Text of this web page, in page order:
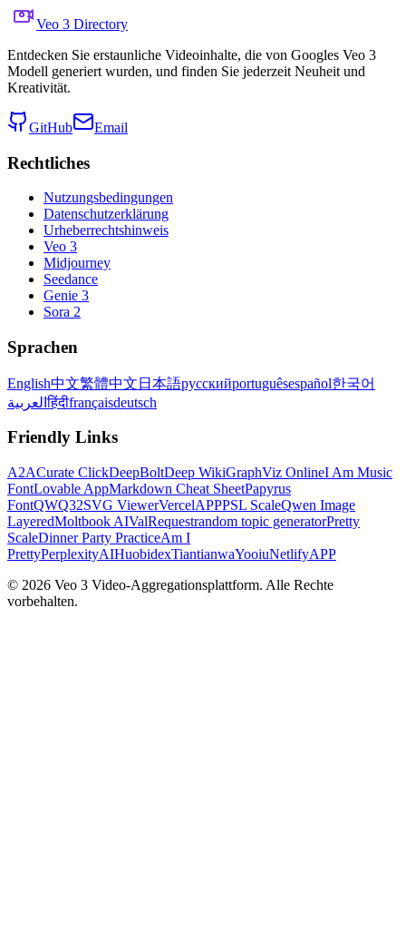
Veo 3 Directory
Entdecken Sie erstaunliche Videoinhalte, die von Googles Veo 3
Modell generiert wurden, und finden Sie jederzeit Neuheit und
Kreativität.
GitHub Email
Rechtliches
Nutzungsbedingungen
Datenschutzerklärung
Urheberrechtshinweis
Veo 3
Midjourney
Seedance
Genie 3
Sora 2
Sprachen
English中文繁體中文 日本語русскийportuguêsespañol한국어
العربيةहिंदीfrançaisdeutsch
Friendly Links
A2ACurate ClickDeepBoltDeep WikiGraphViz OnlineI Am Music
FontLovable AppMarkdown Cheat SheetPapyrus
FontQWQ32SVG ViewerVercelAPPPSL ScaleQwen Image
LayeredMoltbook AIValRequestrandom topic generatorPretty
ScaleDinner Party PracticeAm I
PrettyPerplexityAIHuobidexTiantianwaYooiuNetlifyAPP
© 2026 Veo 3 Video-Aggregationsplattform. Alle Rechte
vorbehalten.